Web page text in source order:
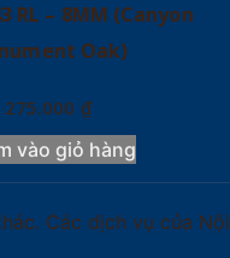
RL – 8MM (Canyon
Oak)
275.000 ₫
vào giỏ hàng
Các dịch vụ của